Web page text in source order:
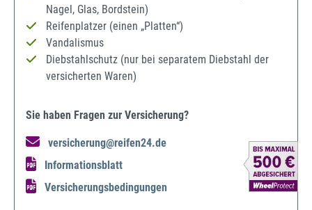
Nagel, Glas, Bordstein)
Reifenplatzer (einen „Platten“)
Vandalismus
Diebstahlschutz (nur bei separatem Diebstahl der
versicherten Waren)
Sie haben Fragen zur Versicherung?
versicherung@reifen24.de
Informationsblatt
Versicherungsbedingungen